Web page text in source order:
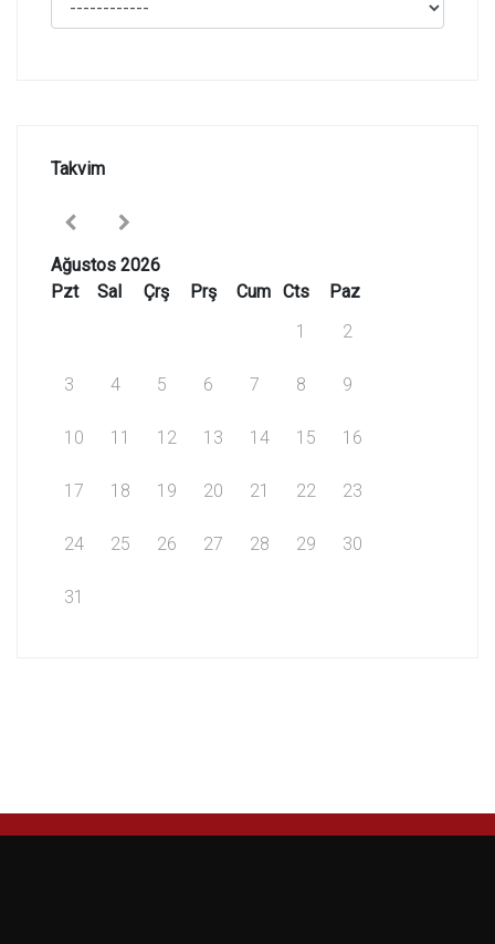
Takvim
Ağustos 2026
Pzt
Sal Çrş Prş Cum Cts
Paz
1
2
3 4 5 6 7 8 9
10 11 12 13 14 15 16
17 18 19 20 21 22 23
24 25 26 27 28 29 30
31